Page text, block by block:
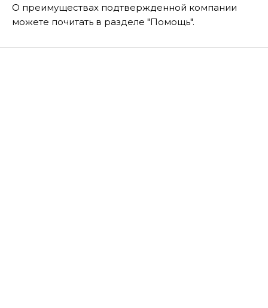
О преимуществах подтвержденной компании
можете почитать в разделе "Помощь".